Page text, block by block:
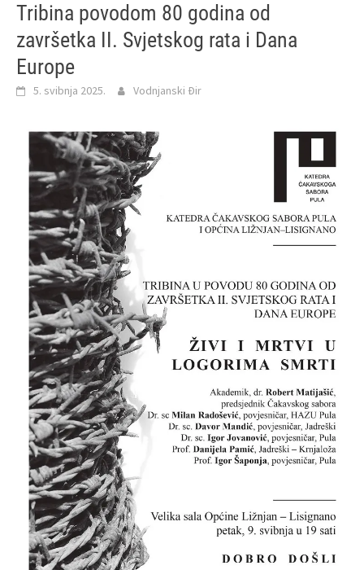
Tribina povodom 80 godina od
završetka II. Svjetskog rata i Dana
Europe
5. svibnja 2025. Vodnjanski Đir